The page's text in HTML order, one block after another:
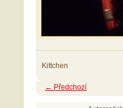
Kittchen
← Předchozí